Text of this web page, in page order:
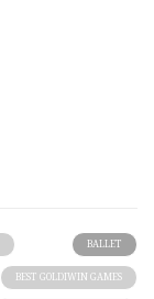
BALLET
BEST GOLDIWIN GAMES